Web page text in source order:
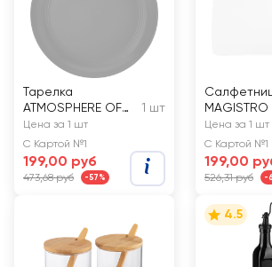
Тарелка
ATMOSPHERE OF
ART Elision 26см,
керамика, Арт. AT-
K3437
1 шт
Цена за 1 шт
С Картой №1
199,00 руб
473,68 руб -57%
Цена за 1 шт
С Картой №1
199,00
526,31 руб -
4.5